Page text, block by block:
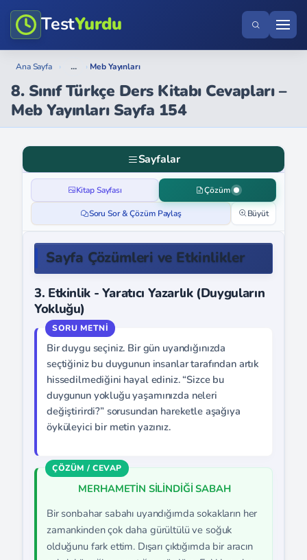
TestYurdu
Ana Sayfa › ... › Meb Yayınları
8. Sınıf Türkçe Ders Kitabı Cevapları –
Meb Yayınları Sayfa 154
Sayfalar
Kitap Sayfası Çözüm
Soru Sor & Çözüm Paylaş Büyüt
Sayfa Çözümleri ve Etkinlikler
3. Etkinlik - Yaratıcı Yazarlık (Duyguların
Yokluğu)
Bir duygu seçiniz. Bir gün uyandığınızda
seçtiğiniz bu duygunun insanlar tarafından artık
hissedilmediğini hayal ediniz. “Sizce bu
duygunun yokluğu yaşamınızda neleri
değiştirirdi?” sorusundan hareketle aşağıya
öyküleyici bir metin yazınız.
MERHAMETİN SİLİNDİĞİ SABAH
Bir sonbahar sabahı uyandığımda sokakların her
zamankinden çok daha gürültülü ve soğuk
olduğunu fark ettim. Dışarı çıktığımda bir aracın